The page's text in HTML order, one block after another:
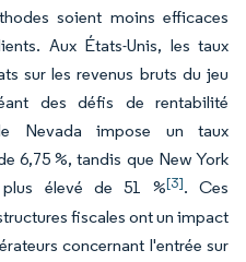
soient moins efficaces
Aux États-Unis, les taux
sur les revenus bruts du jeu
des défis de rentabilité
Nevada impose un taux
6,75 %, tandis que New York
élevé de 51 %[3]. Ces
fiscales ont un impact
concernant l'entrée sur